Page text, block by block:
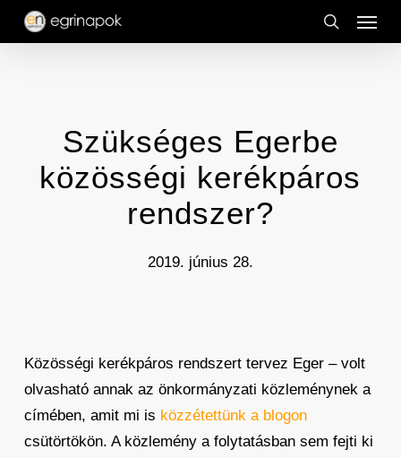
Skip
search
Menu
Szükséges Egerbe
közösségi kerékpáros
rendszer?
2019. június 28.
Közösségi kerékpáros rendszert tervez Eger – volt
olvasható annak az önkormányzati közleménynek a
címében, amit mi is közzétettünk a blogon
csütörtökön. A közlemény a folytatásban sem fejti ki